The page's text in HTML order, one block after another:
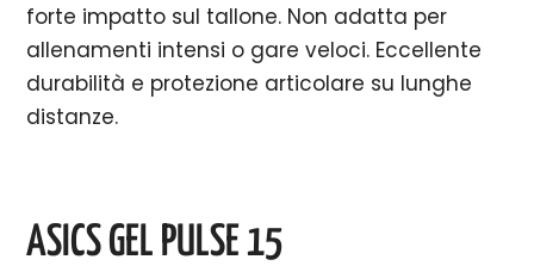
forte impatto sul tallone. Non adatta per
allenamenti intensi o gare veloci. Eccellente
durabilità e protezione articolare su lunghe
distanze.
ASICS GEL PULSE 15